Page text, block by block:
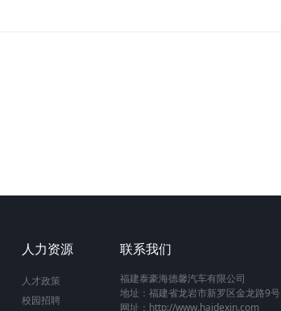
人力资源
人才政策
校园招聘
联系我们
福建泰豪海德馨汽车有限公司
地址：福建省龙岩市新罗区金龙路9号
网址：http://www.haidexin.com